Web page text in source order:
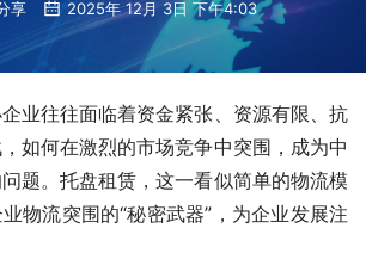
享 2025年 12月 3日 下午4:03
业往往面临着资金紧张、资源有限、抗
如何在激烈的市场竞争中突围，成为中
题。托盘租赁，这一看似简单的物流模
物流突围的“秘密武器”，为企业发展注